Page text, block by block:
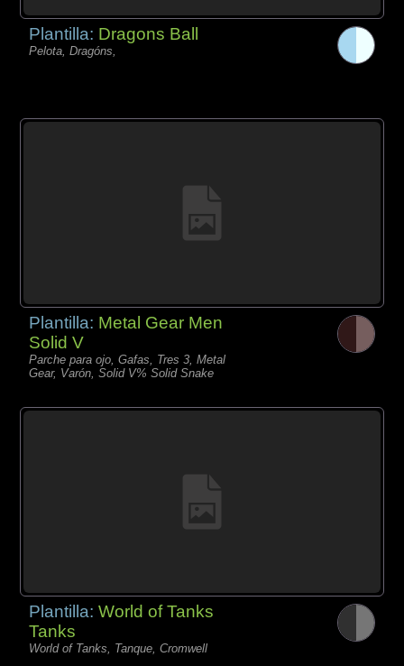
Plantilla: Dragons Ball
Pelota, Dragóns,
Plantilla: Metal Gear Men
Solid V
Parche para ojo, Gafas, Tres 3, Metal
Gear, Varón, Solid V% Solid Snake
Plantilla:World of Tanks
Tanks
World of Tanks, Tanque, Cromwell